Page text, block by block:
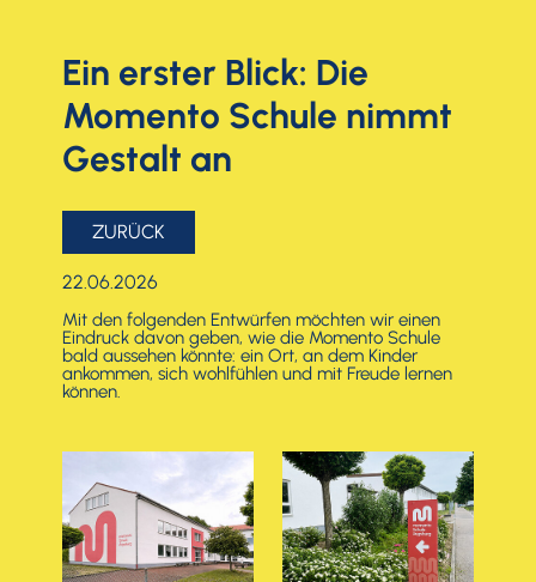
Ein erster Blick: Die
Momento Schule nimmt
Gestalt an
ZURÜCK
22.06.2026
Mit den folgenden Entwürfen möchten wir einen
Eindruck davon geben, wie die Momento Schule
bald aussehen könnte: ein Ort, an dem Kinder
ankommen, sich wohlfühlen und mit Freude lernen
können.